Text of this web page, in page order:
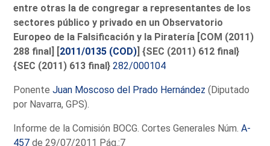
entre otras la de congregar a representantes de los
sectores público y privado en un Observatorio
Europeo de la Falsificación y la Piratería [COM (2011)
288 final] [2011/0135 (COD)] {SEC (2011) 612 final}
{SEC (2011) 613 final}282/000104
PonenteJuan Moscoso del Prado Hernández (Diputado
por Navarra, GPS).
Informe de la Comisión BOCG. Cortes Generales Núm.A-
457 de 29/07/2011 Pág.:7